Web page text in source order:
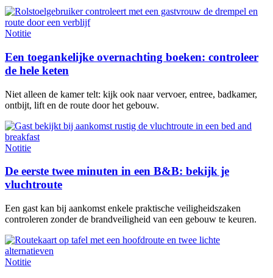
Notitie
Een toegankelijke overnachting boeken: controleer
de hele keten
Niet alleen de kamer telt: kijk ook naar vervoer, entree, badkamer,
ontbijt, lift en de route door het gebouw.
Notitie
De eerste twee minuten in een B&B: bekijk je
vluchtroute
Een gast kan bij aankomst enkele praktische veiligheidszaken
controleren zonder de brandveiligheid van een gebouw te keuren.
Notitie